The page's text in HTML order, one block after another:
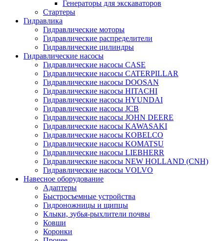
Генераторы для экскаваторов
Стартеры
Гидравлика
Гидравлические моторы
Гидравлические распределители
Гидравлические цилиндры
Гидравлические насосы
Гидравлические насосы CASE
Гидравлические насосы CATERPILLAR
Гидравлические насосы DOOSAN
Гидравлические насосы HITACHI
Гидравлические насосы HYUNDAI
Гидравлические насосы JCB
Гидравлические насосы JOHN DEERE
Гидравлические насосы KAWASAKI
Гидравлические насосы KOBELCO
Гидравлические насосы KOMATSU
Гидравлические насосы LIEBHERR
Гидравлические насосы NEW HOLLAND (CNH)
Гидравлические насосы VOLVO
Навесное оборудование
Адаптеры
Быстросъемные устройства
Гидроножницы и щипцы
Клыки, зубья-рыхлители почвы
Ковши
Коронки